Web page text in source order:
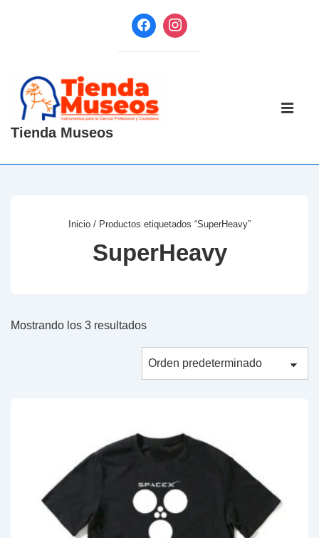
principal
Tienda Museos
Inicio / Productos etiquetados “SuperHeavy”
SuperHeavy
Mostrando los 3 resultados